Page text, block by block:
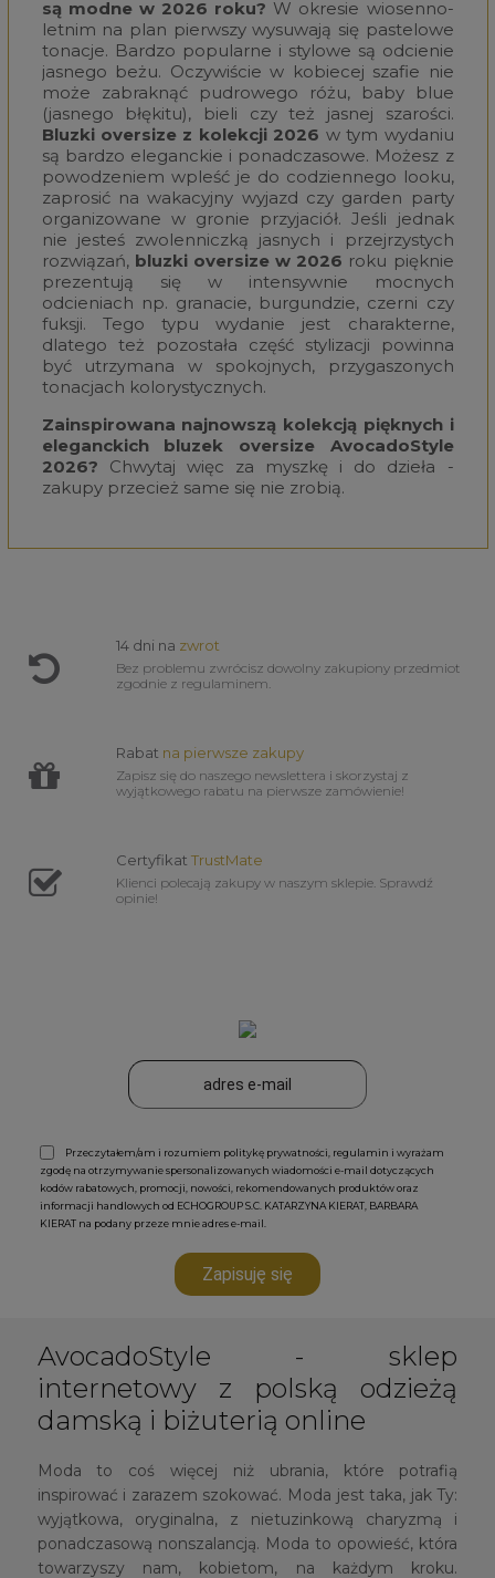
są modne w 2026 roku? W okresie wiosenno-
letnim na plan pierwszy wysuwają się pastelowe
tonacje. Bardzo popularne i stylowe są odcienie
jasnego beżu. Oczywiście w kobiecej szafie nie
może zabraknąć pudrowego różu, baby blue
(jasnego błękitu), bieli czy też jasnej szarości.
Bluzki oversize z kolekcji 2026 w tym wydaniu
są bardzo eleganckie i ponadczasowe. Możesz z
powodzeniem wpleść je do codziennego looku,
zaprosić na wakacyjny wyjazd czy garden party
organizowane w gronie przyjaciół. Jeśli jednak
nie jesteś zwolenniczką jasnych i przejrzystych
rozwiązań, bluzki oversize w 2026 roku pięknie
prezentują się w intensywnie mocnych
odcieniach np. granacie, burgundzie, czerni czy
fuksji. Tego typu wydanie jest charakterne,
dlatego też pozostała część stylizacji powinna
być utrzymana w spokojnych, przygaszonych
tonacjach kolorystycznych.
Zainspirowana najnowszą kolekcją pięknych i
eleganckich bluzek oversize AvocadoStyle
2026? Chwytaj więc za myszkę i do dzieła -
zakupy przecież same się nie zrobią.
14 dni na zwrot
Bez problemu zwrócisz dowolny zakupiony przedmiot
zgodnie z regulaminem.
Rabat na pierwsze zakupy
Zapisz się do naszego newslettera i skorzystaj z
wyjątkowego rabatu na pierwsze zamówienie!
CertyfikatTrustMate
Klienci polecają zakupy w naszym sklepie. Sprawdź
opinie!
Przeczytałem/am i rozumiem politykę prywatności, regulamin i wyrażam
zgodę na otrzymywanie spersonalizowanych wiadomości e-mail dotyczących
kodów rabatowych, promocji, nowości, rekomendowanych produktów oraz
informacji handlowych od ECHOGROUP S.C. KATARZYNA KIERAT, BARBARA
KIERAT na podany przeze mnie adres e-mail.
Zapisuję się
AvocadoStyle - sklep
internetowy z polską odzieżą
damską i biżuterią online
Moda to coś więcej niż ubrania, które potrafią
inspirować i zarazem szokować. Moda jest taka, jak Ty:
wyjątkowa, oryginalna, z nietuzinkową charyzmą i
ponadczasową nonszalancją. Moda to opowieść, która
towarzyszy nam, kobietom, na każdym kroku.